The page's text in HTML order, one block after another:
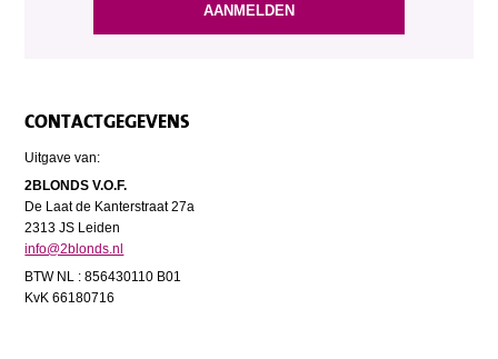
CONTACTGEGEVENS
Uitgave van:
2BLONDS V.O.F.
De Laat de Kanterstraat 27a
2313 JS Leiden
info@2blonds.nl
BTW NL : 856430110 B01
KvK 66180716